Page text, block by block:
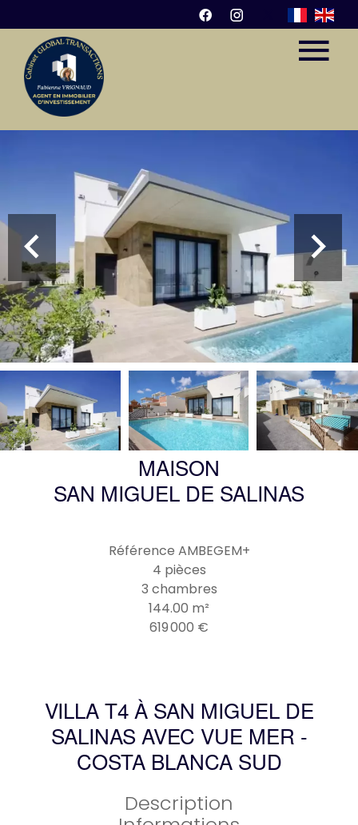
MAISON
SAN MIGUEL DE SALINAS
Référence AMBEGEM+
4 pièces
3 chambres
144.00 m²
619 000 €
VILLA T4 À SAN MIGUEL DE
SALINAS AVEC VUE MER -
COSTA BLANCA SUD
Description